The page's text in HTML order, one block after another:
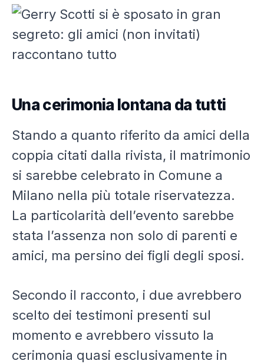
Una cerimonia lontana da tutti
Stando a quanto riferito da amici della
coppia citati dalla rivista, il matrimonio
si sarebbe celebrato in Comune a
Milano nella più totale riservatezza.
La particolarità dell’evento sarebbe
stata l’assenza non solo di parenti e
amici, ma persino dei figli degli sposi.
Secondo il racconto, i due avrebbero
scelto dei testimoni presenti sul
momento e avrebbero vissuto la
cerimonia quasi esclusivamente in